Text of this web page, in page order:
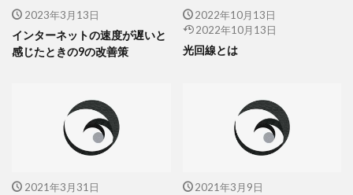
2023年3月13日
インターネットの速度が遅いと
感じたときの9の改善策
2022年10月13日
2022年10月13日
光回線とは
2021年3月31日
2021年3月9日